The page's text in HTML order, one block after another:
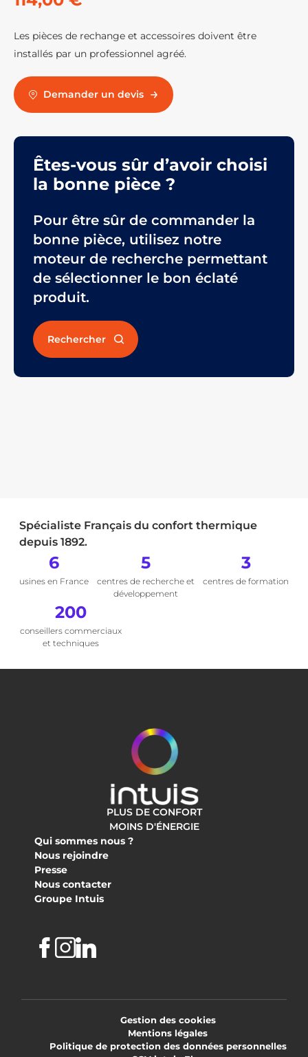
Les pièces de rechange et accessoires doivent être
installés par un professionnel agréé.
Demander un devis
Êtes-vous sûr d’avoir choisi
la bonne pièce ?
Pour être sûr de commander la
bonne pièce, utilisez notre
moteur de recherche permettant
de sélectionner le bon éclaté
produit.
Rechercher
Spécialiste Français du confort thermique
depuis 1892.
6
usines en France
5
centres de recherche et
développement
3
centres de formation
200
conseillers commerciaux
et techniques
PLUS DE CONFORT
MOINS D'ÉNERGIE
Qui sommes nous ?
Nous rejoindre
Presse
Nous contacter
Groupe Intuis
Facebook
Instagram
Linkedin
Gestion des cookies
Mentions légales
Politique de protection des données personnelles